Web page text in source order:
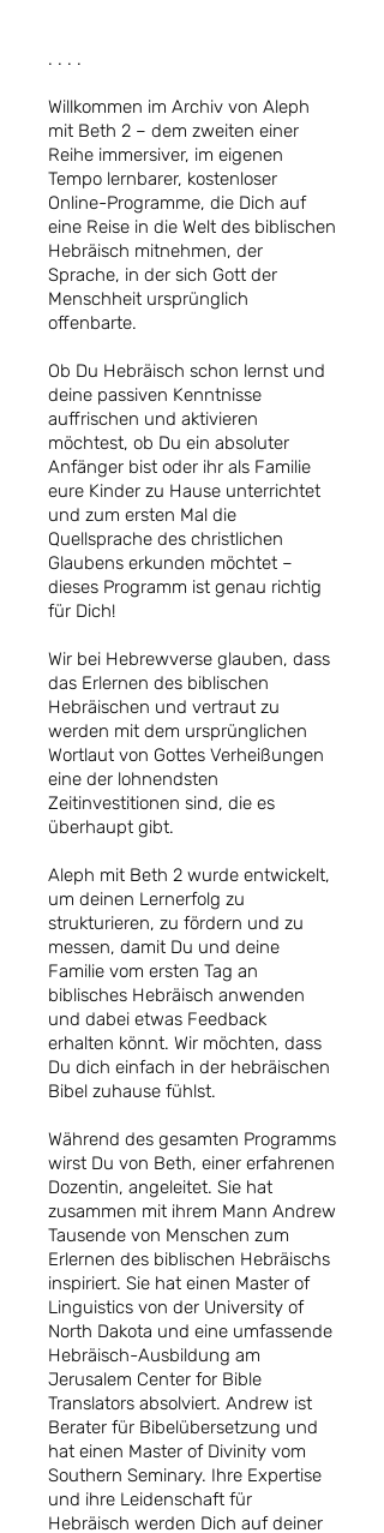
. . . .
Willkommen im Archiv von Aleph
mit Beth 2 – dem zweiten einer
Reihe immersiver, im eigenen
Tempo lernbarer, kostenloser
Online-Programme, die Dich auf
eine Reise in die Welt des biblischen
Hebräisch mitnehmen, der
Sprache, in der sich Gott der
Menschheit ursprünglich
offenbarte.
Ob Du Hebräisch schon lernst und
deine passiven Kenntnisse
auffrischen und aktivieren
möchtest, ob Du ein absoluter
Anfänger bist oder ihr als Familie
eure Kinder zu Hause unterrichtet
und zum ersten Mal die
Quellsprache des christlichen
Glaubens erkunden möchtet –
dieses Programm ist genau richtig
für Dich!
Wir bei Hebrewverse glauben, dass
das Erlernen des biblischen
Hebräischen und vertraut zu
werden mit dem ursprünglichen
Wortlaut von Gottes Verheißungen
eine der lohnendsten
Zeitinvestitionen sind, die es
überhaupt gibt.
Aleph mit Beth 2 wurde entwickelt,
um deinen Lernerfolg zu
strukturieren, zu fördern und zu
messen, damit Du und deine
Familie vom ersten Tag an
biblisches Hebräisch anwenden
und dabei etwas Feedback
erhalten könnt. Wir möchten, dass
Du dich einfach in der hebräischen
Bibel zuhause fühlst.
Während des gesamten Programms
wirst Du von Beth, einer erfahrenen
Dozentin, angeleitet. Sie hat
zusammen mit ihrem Mann Andrew
Tausende von Menschen zum
Erlernen des biblischen Hebräischs
inspiriert. Sie hat einen Master of
Linguistics von der University of
North Dakota und eine umfassende
Hebräisch-Ausbildung am
Jerusalem Center for Bible
Translators absolviert. Andrew ist
Berater für Bibelübersetzung und
hat einen Master of Divinity vom
Southern Seminary. Ihre Expertise
und ihre Leidenschaft für
Hebräisch werden Dich auf deiner